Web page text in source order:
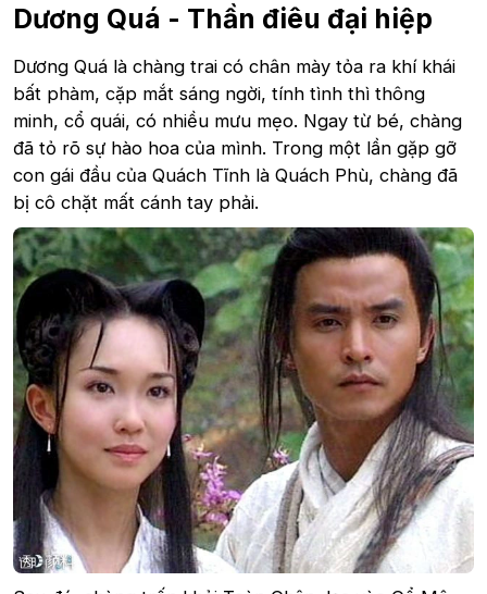
Dương Quá - Thần điêu đại hiệp
Dương Quá là chàng trai có chân mày tỏa ra khí khái
bất phàm, cặp mắt sáng ngời, tính tình thì thông
minh, cổ quái, có nhiều mưu mẹo. Ngay từ bé, chàng
đã tỏ rõ sự hào hoa của mình. Trong một lần gặp gỡ
con gái đầu của Quách Tĩnh là Quách Phù, chàng đã
bị cô chặt mất cánh tay phải.